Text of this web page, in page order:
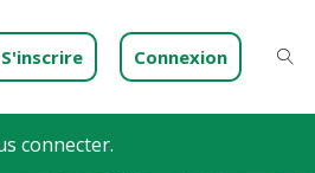
S'inscrire Connexion
connecter.